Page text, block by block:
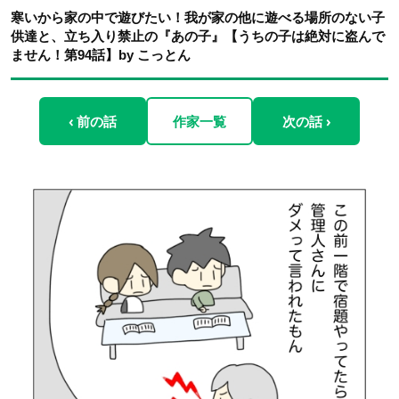
寒いから家の中で遊びたい！我が家の他に遊べる場所のない子
供達と、立ち入り禁止の『あの子』【うちの子は絶対に盗んで
ません！第94話】by こっとん
‹ 前の話 作家一覧 次の話 ›